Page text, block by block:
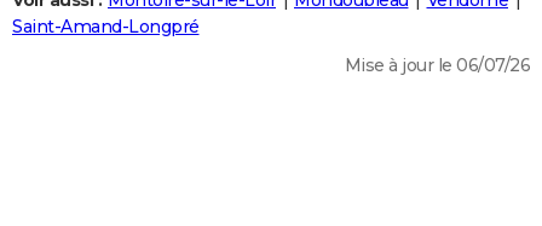
Destinations
City break
Voyage nature
Voyage de noces
Forum
Climat
+
PHOTO
Saint-Amand-Longpré
Mise à jour le 06/07/26